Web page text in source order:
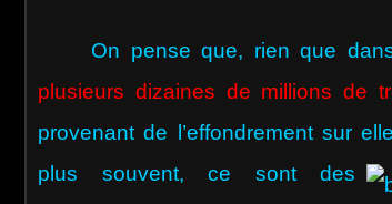
On pense que, rien que dans
plusieurs dizaines de millions de
provenant de l’effondrement sur
plus souvent, ce sont des